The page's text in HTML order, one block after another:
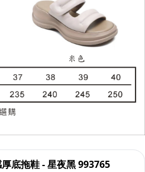
底拖鞋 - 星夜黑 993765